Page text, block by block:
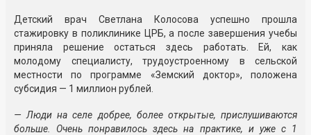
Детский врач Светлана Колосова успешно прошла
стажировку в поликлинике ЦРБ, а после завершения учебы
приняла решение остаться здесь работать. Ей, как
молодому специалисту, трудоустроенному в сельской
местности по программе «Земский доктор», положена
субсидия — 1 миллион рублей.
— Люди на селе добрее, более открытые, прислушиваются
больше. Очень понравилось здесь на практике, и уже с 1